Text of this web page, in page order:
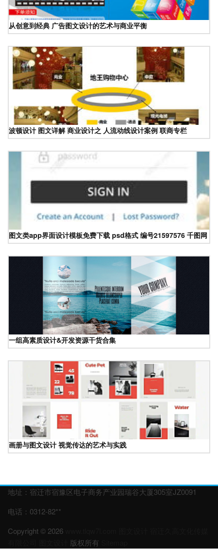
从创意到经典 广告图文设计的艺术与商业平衡
波顿设计 图文详解 商业设计之 人流动线设计案例 联商专栏
图文类app界面设计模板免费下载 psd格式 编号21597576 千图网
一组高素质设计&开发资源干货合集
画册与图文设计 视觉传达的艺术与实践
地址：宿迁市宿豫区电子商务产业园瑞谷大厦305室JZ0091
电话：0312-82**
Copyright © 2026
版权所有